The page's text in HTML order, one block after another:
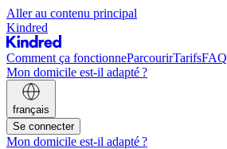
Aller au contenu principal
Kindred
Comment ça fonctionneParcourirTarifsFAQ
Mon domicile est-il adapté ?
français
Se connecter
Mon domicile est-il adapté ?